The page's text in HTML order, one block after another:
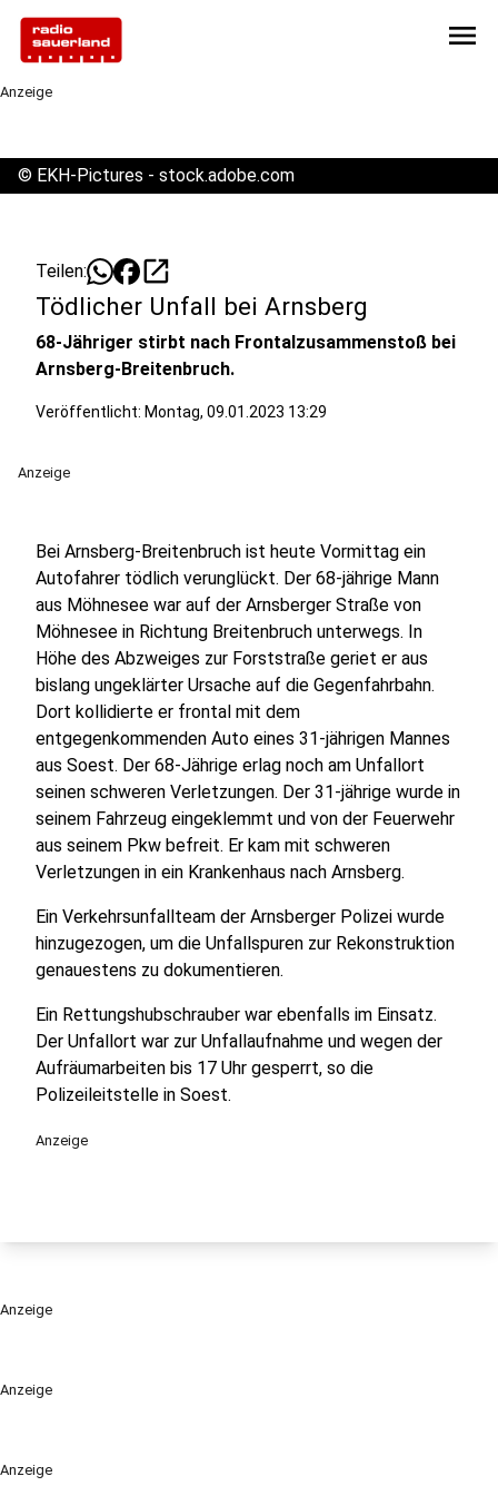
menu
Anzeige
Anzeige
Anzeige
© EKH-Pictures - stock.adobe.com
Teilen: open_in_new
Tödlicher Unfall bei Arnsberg
68-Jähriger stirbt nach Frontalzusammenstoß bei
Arnsberg-Breitenbruch.
Veröffentlicht: Montag, 09.01.2023 13:29
Anzeige
Bei Arnsberg-Breitenbruch ist heute Vormittag ein
Autofahrer tödlich verunglückt. Der 68-jährige Mann
aus Möhnesee war auf der Arnsberger Straße von
Möhnesee in Richtung Breitenbruch unterwegs. In
Höhe des Abzweiges zur Forststraße geriet er aus
bislang ungeklärter Ursache auf die Gegenfahrbahn.
Dort kollidierte er frontal mit dem
entgegenkommenden Auto eines 31-jährigen Mannes
aus Soest. Der 68-Jährige erlag noch am Unfallort
seinen schweren Verletzungen. Der 31-jährige wurde in
seinem Fahrzeug eingeklemmt und von der Feuerwehr
aus seinem Pkw befreit. Er kam mit schweren
Verletzungen in ein Krankenhaus nach Arnsberg.
Ein Verkehrsunfallteam der Arnsberger Polizei wurde
hinzugezogen, um die Unfallspuren zur Rekonstruktion
genauestens zu dokumentieren.
Ein Rettungshubschrauber war ebenfalls im Einsatz.
Der Unfallort war zur Unfallaufnahme und wegen der
Aufräumarbeiten bis 17 Uhr gesperrt, so die
Polizeileitstelle in Soest.
Anzeige
Anzeige